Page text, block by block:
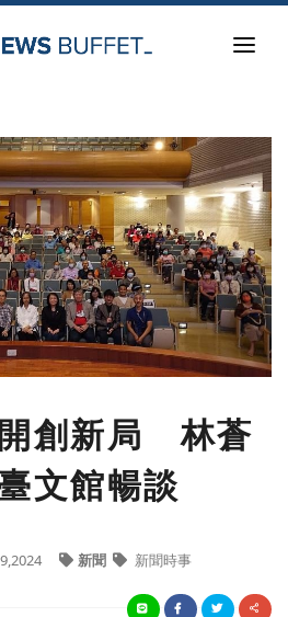
創新局 林蒼
文館暢談
新聞 新聞時事